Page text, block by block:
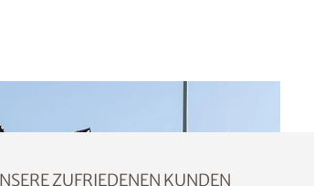
ZUFRIEDENEN KUNDEN